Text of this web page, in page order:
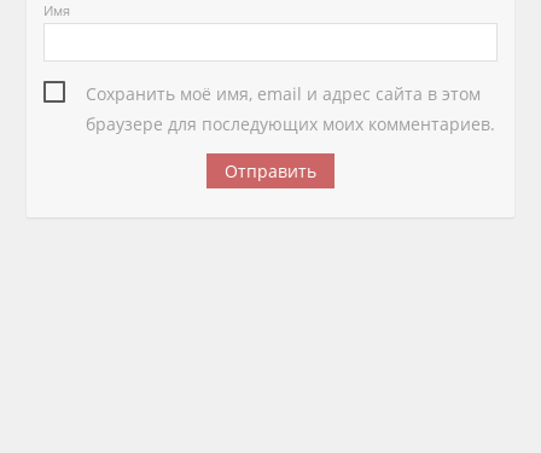
Имя
Сохранить моё имя, email и адрес сайта в этом
браузере для последующих моих комментариев.